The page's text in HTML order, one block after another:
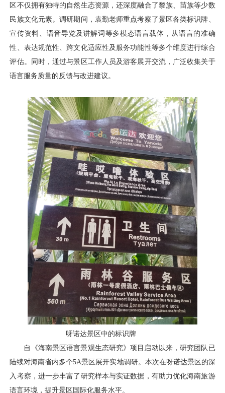
区不仅拥有独特的自然生态资源，还深度融合了黎族、苗族等少数
民族文化元素。调研期间，袁勤老师重点考察了景区各类标识牌、
宣传资料、语音导览及讲解词等多模态语言载体，从语言的准确
性、表达规范性、跨文化适应性及服务功能性等多个维度进行综合
评估。同时，通过与景区工作人员及游客展开交流，广泛收集关于
语言服务质量的反馈与改进建议。
呀诺达景区中的标识牌
自《海南景区语言景观生态研究》项目启动以来，研究团队已
陆续对海南省内多个5A景区展开实地调研。本次在呀诺达景区的深
入考察，进一步丰富了研究样本与实证数据，有助力优化海南旅游
语言环境，提升景区国际化服务水平。